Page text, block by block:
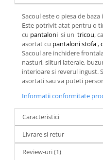
Sacoul este o piesa de
Este potrivit atat pentru o
cu pantaloni si un tricou,
asortat cu pantaloni stofa ,
Sacoul are inchidere
nasturi, slituri laterale,
interioare si reverul ingust.
asortati sau va puteti
Informatii conformitate
Caracteristici
Livrare si retur
Review-uri(1)